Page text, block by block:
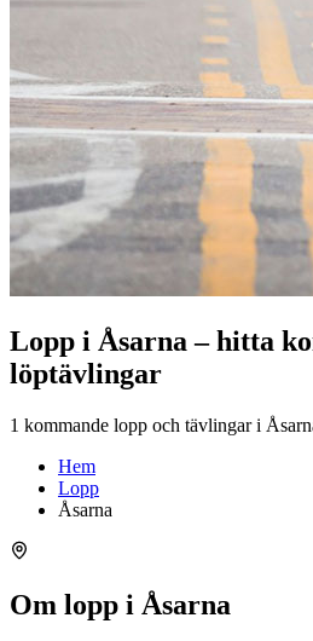
Lopp i Åsarna – hitta
löptävlingar
1 kommande lopp och tävlingar i
Hem
Lopp
Åsarna
Om lopp i Åsarna